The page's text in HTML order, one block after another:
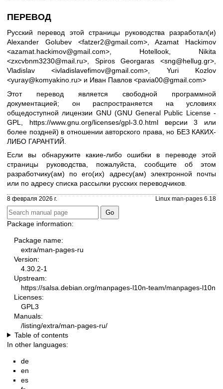
ПЕРЕВОД
Русский перевод этой страницы руководства разработал(и)
Alexander Golubev <fatzer2@gmail.com>, Azamat Hackimov
<azamat.hackimov@gmail.com>, Hotellook, Nikita
<zxcvbnm3230@mail.ru>, Spiros Georgaras <sng@hellug.gr>,
Vladislav <ivladislavefimov@gmail.com>, Yuri Kozlov
<yuray@komyakino.ru> и Иван Павлов <pavia00@gmail.com>
Этот перевод является свободной программной
документацией; он распространяется на условиях
общедоступной лицензии GNU (GNU General Public License -
GPL, https://www.gnu.org/licenses/gpl-3.0.htmlверсии 3 или
более поздней) в отношении авторского права, но БЕЗ КАКИХ-
ЛИБО ГАРАНТИЙ.
Если вы обнаружите какие-либо ошибки в переводе этой
страницы руководства, пожалуйста, сообщите об этом
разработчику(ам) по его(их) адресу(ам) электронной почты
или по адресу списка рассылки русских переводчиков
8 февраля 2026 г. Linux man-pages 6.18
Package information:
Package name:
extra/man-pages-ru
Version:
4.30.2-1
Upstream:
https://salsa.debian.org/manpages-l10n-team/manpages-l10n
Licenses:
GPL3
Manuals:
/listing/extra/man-pages-ru/
Table of contents
In other languages:
de
en
es